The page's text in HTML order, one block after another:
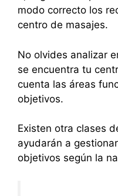
modo correcto los
centro de masajes.
No olvides analizar
se encuentra tu
cuenta las áreas
objetivos.
Existen otra clases
ayudarán a
objetivos según la